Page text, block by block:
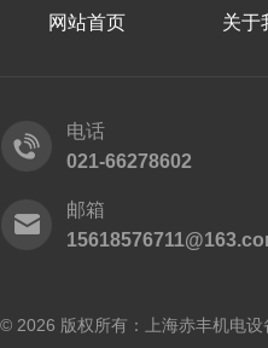
网站首页 关于
电话
021-66278602
邮箱
© 2026 版权所有：上海赤丰机电